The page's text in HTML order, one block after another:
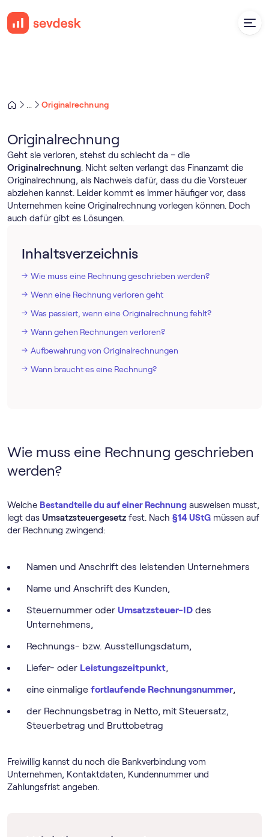
Originalrechnung
Originalrechnung
Geht sie verloren, stehst du schlecht da – die
Originalrechnung. Nicht selten verlangt das Finanzamt die
Originalrechnung, als Nachweis dafür, dass du die Vorsteuer
abziehen kannst. Leider kommt es immer häufiger vor, dass
Unternehmen keine Originalrechnung vorlegen können. Doch
auch dafür gibt es Lösungen.
Inhaltsverzeichnis
Wie muss eine Rechnung geschrieben werden?
Wenn eine Rechnung verloren geht
Was passiert, wenn eine Originalrechnung fehlt?
Wann gehen Rechnungen verloren?
Aufbewahrung von Originalrechnungen
Wann braucht es eine Rechnung?
Wie muss eine Rechnung geschrieben
werden?
Welche Bestandteile du auf einer Rechnung ausweisen musst,
legt das Umsatzsteuergesetz fest. Nach §14 UStG müssen auf
der Rechnung zwingend:
Namen und Anschrift des leistenden Unternehmers
Name und Anschrift des Kunden,
Steuernummer oder Umsatzsteuer-ID des
Unternehmens,
Rechnungs- bzw. Ausstellungsdatum,
Liefer- oder Leistungszeitpunkt,
eine einmalige fortlaufende Rechnungsnummer,
der Rechnungsbetrag in Netto, mit Steuersatz,
Steuerbetrag und Bruttobetrag
Freiwillig kannst du noch die Bankverbindung vom
Unternehmen, Kontaktdaten, Kundennummer und
Zahlungsfrist angeben.